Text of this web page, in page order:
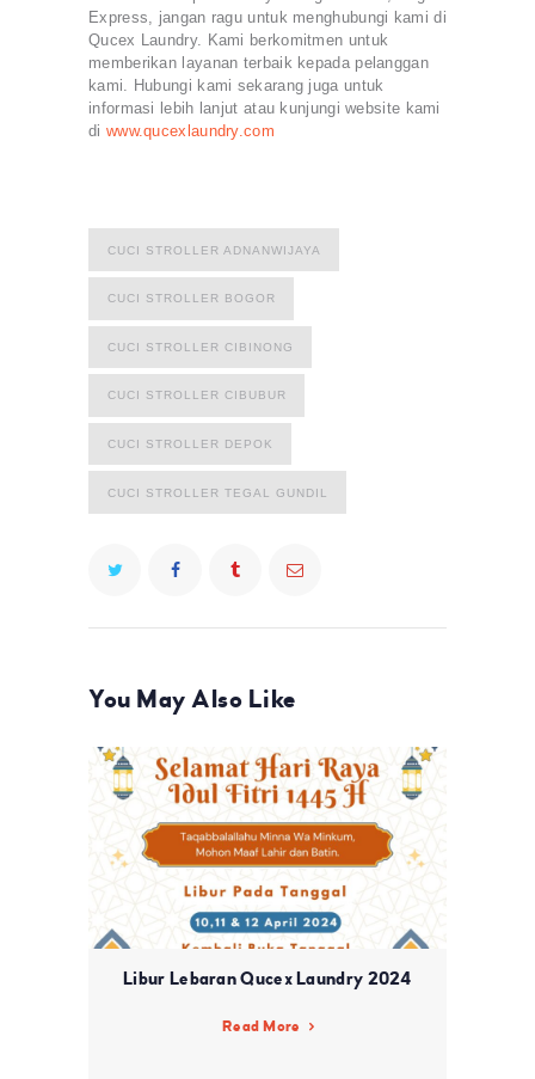
Express, jangan ragu untuk menghubungi kami di
Qucex Laundry. Kami berkomitmen untuk
memberikan layanan terbaik kepada pelanggan
kami. Hubungi kami sekarang juga untuk
informasi lebih lanjut atau kunjungi website kami
di www.qucexlaundry.com
CUCI STROLLER ADNANWIJAYA
CUCI STROLLER BOGOR
CUCI STROLLER CIBINONG
CUCI STROLLER CIBUBUR
CUCI STROLLER DEPOK
CUCI STROLLER TEGAL GUNDIL
You May Also Like
Libur Lebaran Qucex Laundry 2024
Read More